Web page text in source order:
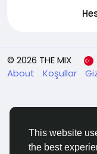
This website
the best
© 2026 THE MIX
About
Koşullar